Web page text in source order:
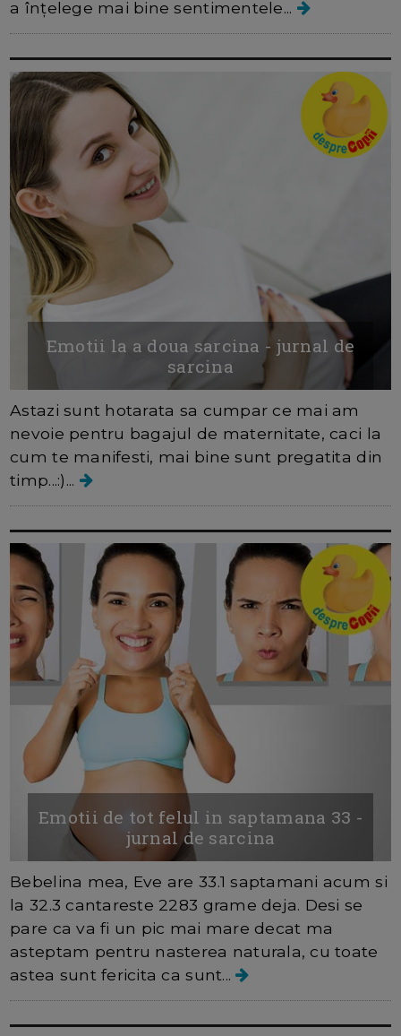
a înțelege mai bine sentimentele...
Emotii la a doua sarcina - jurnal de
sarcina
Astazi sunt hotarata sa cumpar ce mai am
nevoie pentru bagajul de maternitate, caci la
cum te manifesti, mai bine sunt pregatita din
timp...:)...
Emotii de tot felul in saptamana 33 -
jurnal de sarcina
Bebelina mea, Eve are 33.1 saptamani acum si
la 32.3 cantareste 2283 grame deja. Desi se
pare ca va fi un pic mai mare decat ma
asteptam pentru nasterea naturala, cu toate
astea sunt fericita ca sunt...